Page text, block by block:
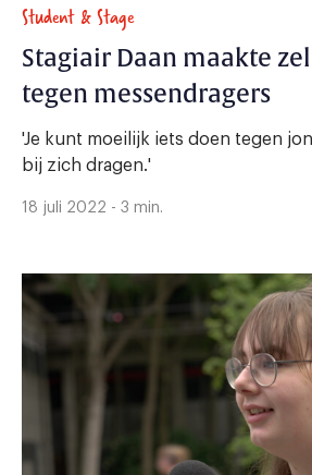
Student & Stage
Stagiair Daan maakte
tegen messendragers
'Je kunt moeilijk iets doen tegen
bij zich dragen.'
18 juli 2022 - 3 min.